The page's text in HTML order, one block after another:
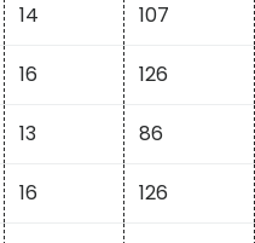
14 107
16 126
13 86
16 126